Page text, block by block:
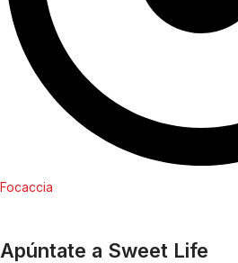
Focaccia
Apúntate a Sweet Life